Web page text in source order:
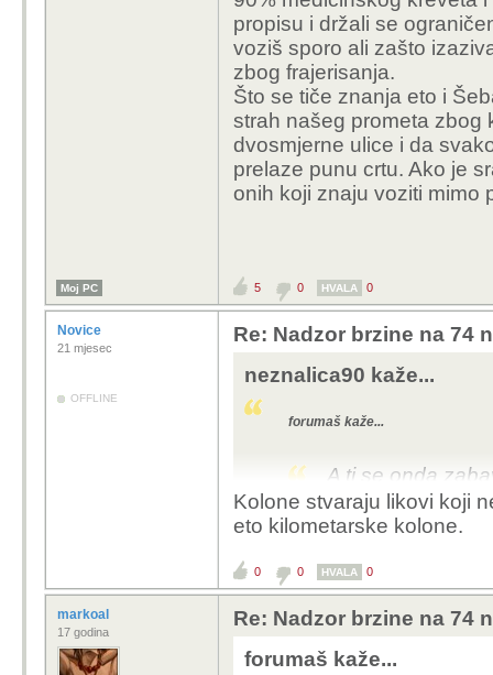
i ja se nadam
zakonima, boljoj
da divljake spremimo
sposobnima
radost svih ostalih ne
propisu i držali se
voziš sporo ali zašto
zbog frajerisanja.
Što se tiče znanja eto i
strah našeg prometa zbog
dvosmjerne ulice i da
prelaze punu crtu. Ako je
onih koji znaju voziti mimo
Moj PC 5 0 HVALA 0
Novice
21 mjesec
OFFLINE
Re: Nadzor brzine na 74
neznalica90 kaže...
forumaš kaže...
A ti se onda
kamera po HR.
većina HR
i ja se nadam
zakonima, boljoj
Kolone stvaraju likovi koji
eto kilometarske kolone.
0 0 HVALA 0
markoal
17 godina
Re: Nadzor brzine na 74
forumaš kaže...